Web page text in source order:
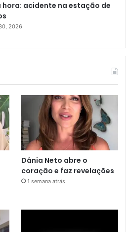
hora: acidente na estação de
2026
Dânia Neto abre o
coração e faz revelações
1 semana atrás